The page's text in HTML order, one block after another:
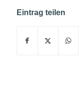
Eintrag teilen